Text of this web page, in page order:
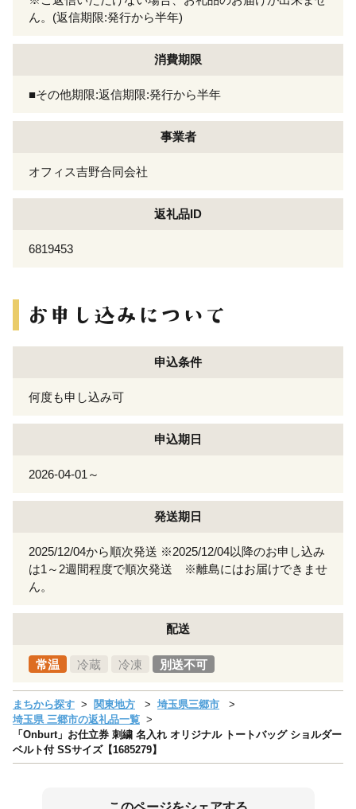
ん。(返信期限:発行から半年)
消費期限
■その他期限:返信期限:発行から半年
事業者
オフィス吉野合同会社
返礼品ID
6819453
申込条件
何度も申し込み可
申込期日
2026-04-01～
発送期日
2025/12/04から順次発送 ※2025/12/04以降のお申し込み
は1～2週間程度で順次発送 ※離島にはお届けできませ
ん。
配送
常温 冷蔵 冷凍 別送不可
まちから探す 関東地方
埼玉県三郷市
埼玉県 三郷市の返礼品一覧
「Onburt」お仕立券 刺繍 名入れ オリジナル トートバッグ ショルダー
ベルト付 SSサイズ【1685279】